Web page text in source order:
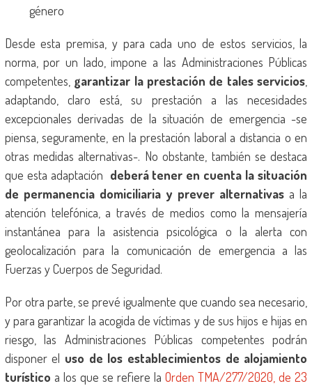
género
Desde esta premisa, y para cada uno de estos servicios, la
norma, por un lado, impone a las Administraciones Públicas
competentes, garantizar la prestación de tales servicios,
adaptando, claro está, su prestación a las necesidades
excepcionales derivadas de la situación de emergencia -se
piensa, seguramente, en la prestación laboral a distancia o en
otras medidas alternativas-. No obstante, también se destaca
que esta adaptación deberá tener en cuenta la situación
de permanencia domiciliaria y prever alternativasa la
atención telefónica, a través de medios como la mensajería
instantánea para la asistencia psicológica o la alerta con
geolocalización para la comunicación de emergencia a las
Fuerzas y Cuerpos de Seguridad.
Por otra parte, se prevé igualmente que cuando sea necesario,
y para garantizar la acogida de víctimas y de sus hijos e hijas en
riesgo, las Administraciones Públicas competentes podrán
disponer el uso de los establecimientos de alojamiento
turístico a los que se refiere laOrden TMA/277/2020, de 23